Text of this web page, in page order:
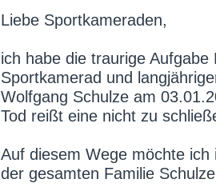
Liebe Sportkameraden,
ich habe die traurige
Sportkamerad und
Wolfgang Schulze am
Tod reißt eine nicht zu
Auf diesem Wege möchte
der gesamten Familie